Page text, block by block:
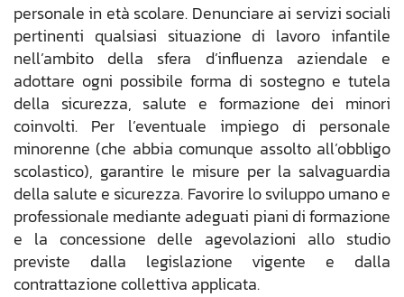
personale in età scolare. Denunciare ai servizi sociali
pertinenti qualsiasi situazione di lavoro infantile
nell’ambito della sfera d’influenza aziendale e
adottare ogni possibile forma di sostegno e tutela
della sicurezza, salute e formazione dei minori
coinvolti. Per l’eventuale impiego di personale
minorenne (che abbia comunque assolto all’obbligo
scolastico), garantire le misure per la salvaguardia
della salute e sicurezza. Favorire lo sviluppo umano e
professionale mediante adeguati piani di formazione
e la concessione delle agevolazioni allo studio
previste dalla legislazione vigente e dalla
contrattazione collettiva applicata.